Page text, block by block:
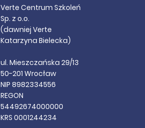
Verte Centrum Szkoleń
Sp. z o.o.
(dawniej Verte
Katarzyna Bielecka)
ul. Mieszczańska 29/13
50-201 Wrocław
NIP 8982334556
REGON
54492674000000
KRS 0001244234